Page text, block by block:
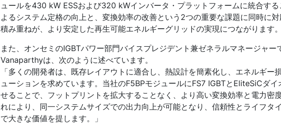
ュールを430 kW ESSおよび320 kWインバータ・プラットフォームに統合す
よるシステム定格の向上と、変換効率の改善という2つの重要な課題に同時に
積み重ねが、より安定した再生可能エネルギーグリッドの実現につながります。
また、オンセミのIGBTパワー部門バイスプレジデント兼ゼネラルマネージャー
Vanaparthyは、次のように述べています。
「多くの開発者は、既存レイアウトに適合し、熱設計を簡素化し、エネルギー
ューションを求めています。当社のF5BPモジュールにFS7 IGBTとEliteSiCダ
せることで、フットプリントを拡大することなく、より高い変換効率と電力密
れにより、同一システムサイズでの出力向上が可能となり、信頼性とライフタ
で大きな価値を提します。」